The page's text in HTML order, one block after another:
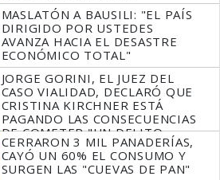
MASLATÓN A BAUSILI: "EL PAÍS
DIRIGIDO POR USTEDES
AVANZA HACIA EL DESASTRE
ECONÓMICO TOTAL"
JORGE GORINI, EL JUEZ DEL
CASO VIALIDAD, DECLARÓ QUE
CRISTINA KIRCHNER ESTÁ
PAGANDO LAS CONSECUENCIAS
DE COMETER "UN DELITO
COMPROBADO"
CERRARON 3 MIL PANADERÍAS,
CAYÓ UN 60% EL CONSUMO Y
SURGEN LAS "CUEVAS DE PAN"